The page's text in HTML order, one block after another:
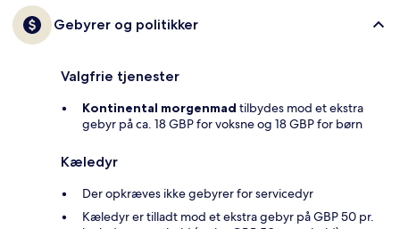
Gebyrer og politikker
Valgfrie tjenester
Kontinental morgenmad tilbydes mod et ekstra
gebyr på ca. 18 GBP for voksne og 18 GBP for børn
Kæledyr
Der opkræves ikke gebyrer for servicedyr
Kæledyr er tilladt mod et ekstra gebyr på GBP 50 pr.